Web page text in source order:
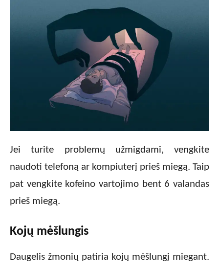
Jei turite problemų užmigdami, vengkite
naudoti telefoną ar kompiuterį prieš miegą. Taip
pat vengkite kofeino vartojimo bent 6 valandas
prieš miegą.
Kojų mėšlungis
Daugelis žmonių patiria kojų mėšlungį miegant.